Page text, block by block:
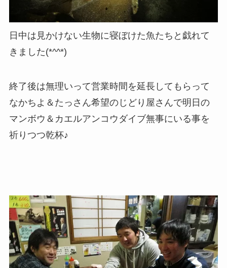
日中は見かけない生物に寝ぼけた魚たちと戯れて
きました(*^^*)
終了後は無理いって営業時間を延長してもらって
なかちよ＆たっさん希望のじどり屋さんで明日の
マンボウ＆カエルアンコウダイブ無事にいる事を
祈りつつ乾杯♪